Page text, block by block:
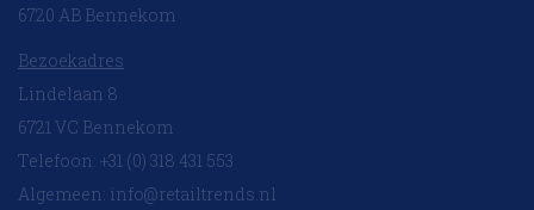
6720 AB Bennekom
Bezoekadres
Lindelaan 8
6721 VC Bennekom
Telefoon: +31 (0) 318 431 553
Algemeen: info@retailtrends.nl